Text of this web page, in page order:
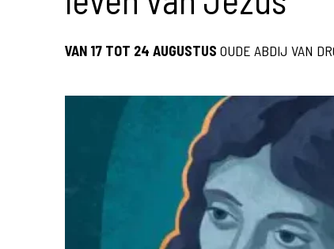
VAN 17 TOT 24 AUGUSTUS OUDE ABDIJ VAN